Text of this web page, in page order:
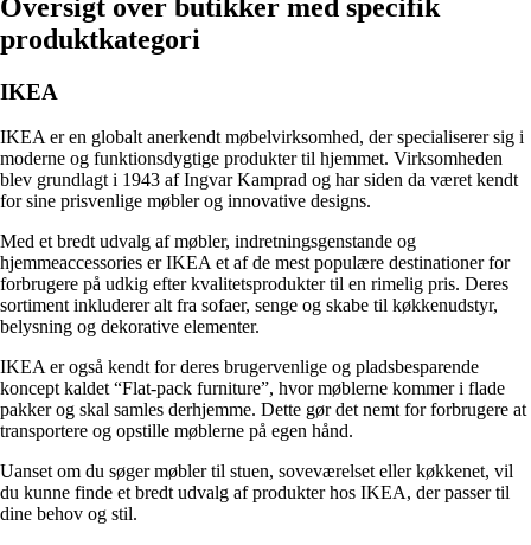
Oversigt over butikker med specifik
produktkategori
IKEA
IKEA er en globalt anerkendt møbelvirksomhed, der specialiserer sig i
moderne og funktionsdygtige produkter til hjemmet. Virksomheden
blev grundlagt i 1943 af Ingvar Kamprad og har siden da været kendt
for sine prisvenlige møbler og innovative designs.
Med et bredt udvalg af møbler, indretningsgenstande og
hjemmeaccessories er IKEA et af de mest populære destinationer for
forbrugere på udkig efter kvalitetsprodukter til en rimelig pris. Deres
sortiment inkluderer alt fra sofaer, senge og skabe til køkkenudstyr,
belysning og dekorative elementer.
IKEA er også kendt for deres brugervenlige og pladsbesparende
koncept kaldet “Flat-pack furniture”, hvor møblerne kommer i flade
pakker og skal samles derhjemme. Dette gør det nemt for forbrugere at
transportere og opstille møblerne på egen hånd.
Uanset om du søger møbler til stuen, soveværelset eller køkkenet, vil
du kunne finde et bredt udvalg af produkter hos IKEA, der passer til
dine behov og stil.